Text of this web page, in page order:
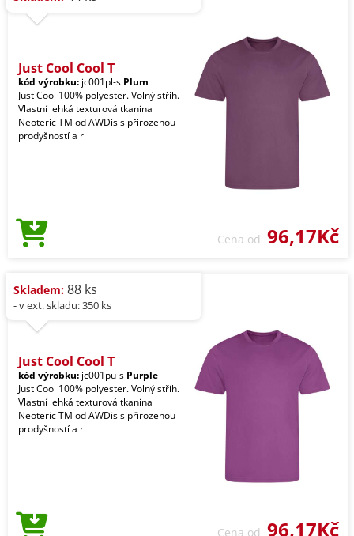
Just Cool Cool T
kód výrobku: jc001pl-s Plum
Just Cool 100% polyester. Volný střih.
Vlastní lehká texturová tkanina
Neoteric TM od AWDis s přirozenou
prodyšností a r
Cena od 96,17Kč
Skladem: 88 ks
- v ext. skladu: 350 ks
Just Cool Cool T
kód výrobku: jc001pu-s Purple
Just Cool 100% polyester. Volný střih.
Vlastní lehká texturová tkanina
Neoteric TM od AWDis s přirozenou
prodyšností a r
Cena od 96,17Kč